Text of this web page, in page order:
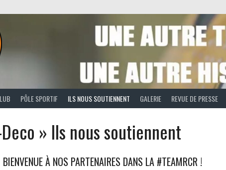
PÔLE SPORTIF ILS NOUS SOUTIENNENT GALERIE REVUE DE PRESSE
» Ils nous soutiennent
BIENVENUE À NOS PARTENAIRES DANS LA #TEAMRCR !